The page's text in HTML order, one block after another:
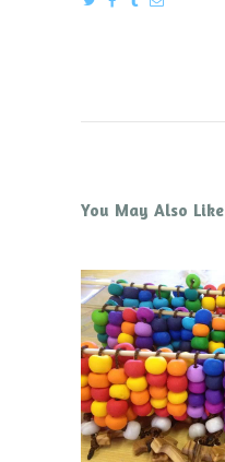
You May Also Like